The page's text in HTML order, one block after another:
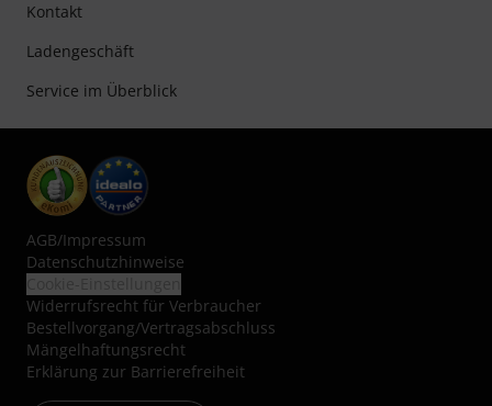
Kontakt
Ladengeschäft
Service im Überblick
AGB/Impressum
Datenschutzhinweise
Widerrufsrecht für Verbraucher
Bestellvorgang/Vertragsabschluss
Mängelhaftungsrecht
Erklärung zur Barrierefreiheit